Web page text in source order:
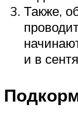
Также,
и в